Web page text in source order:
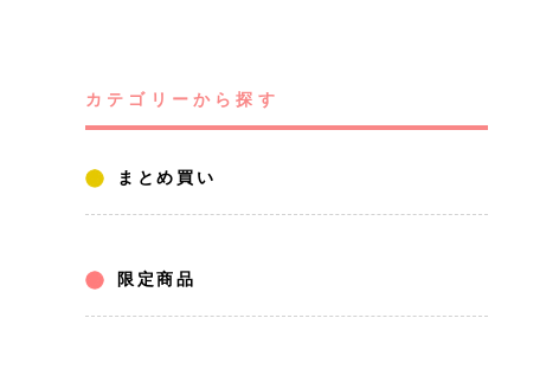
調整食品
低たんぱく炊飯用米粒
タイプ
その他たんぱく質調整
カテゴリーから探す
まとめ買い
限定商品